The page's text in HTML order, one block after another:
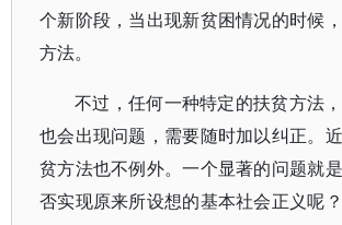
个新阶段，当出现新贫困情况的时候
方法。
不过，任何一种特定的扶贫方法
也会出现问题，需要随时加以纠正。
贫方法也不例外。一个显著的问题就
否实现原来所设想的基本社会正义呢